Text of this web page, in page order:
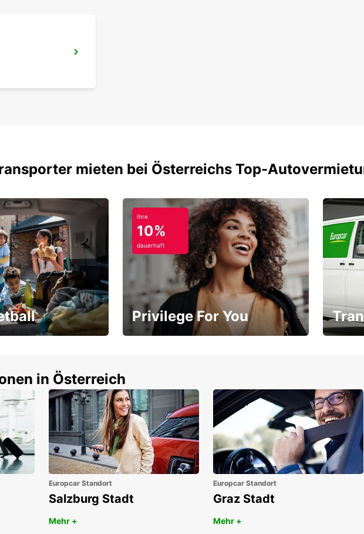
mieten bei Österreichs Top-
Ihre
10%
dauerhaft
Privilege For You
in Österreich
Europcar Standort
Salzburg Stadt
Mehr +
Europcar Standort
Graz Stadt
Mehr +